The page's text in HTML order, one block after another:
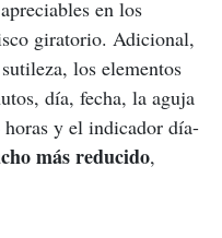
apreciables en los
giratorio. Adicional,
los elementos
día, fecha, la aguja
y el indicador día-
más reducido,